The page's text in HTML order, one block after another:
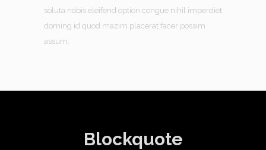
soluta nobis eleifend option congue nihil imperdiet
doming id quod mazim placerat facer possim
assum.
Blockquote